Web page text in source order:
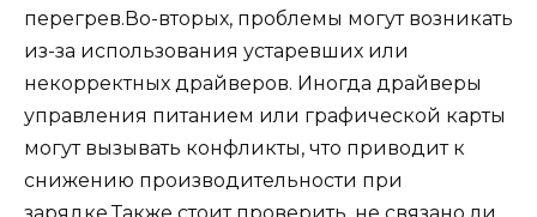
перегрев.Во-вторых, проблемы могут возникать
из-за использования устаревших или
некорректных драйверов. Иногда драйверы
управления питанием или графической карты
могут вызывать конфликты, что приводит к
снижению производительности при